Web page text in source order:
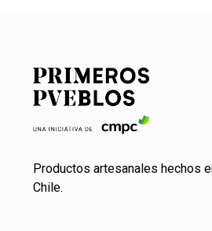
Productos artesanales hechos
Chile.